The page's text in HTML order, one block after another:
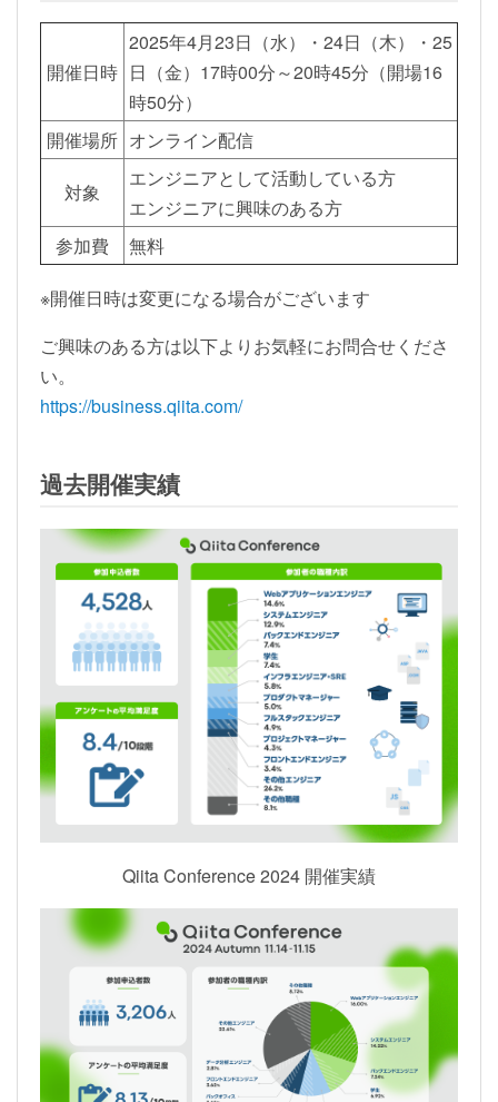
開催日時
2025年4月23日（水）・24日（木）・25
日（金）17時00分～20時45分（開場16
時50分）
開催場所 オンライン配信
対象
エンジニアとして活動している方
エンジニアに興味のある方
参加費
無料
※開催日時は変更になる場合がございます
ご興味のある方は以下よりお気軽にお問合せくださ
い。
https://business.qiita.com/
過去開催実績
Qiita Conference 2024 開催実績